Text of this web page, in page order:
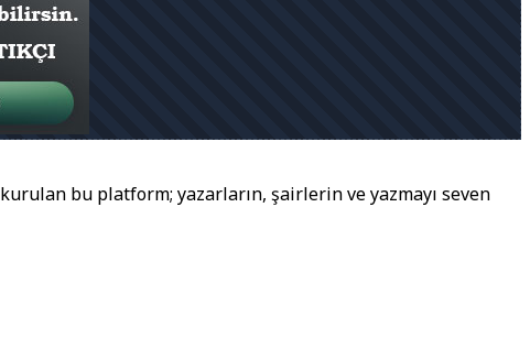
bu platform; yazarların, şairlerin ve yazmayı seven